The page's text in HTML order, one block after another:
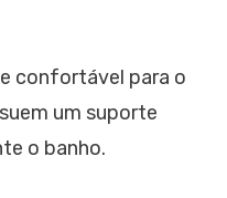
confortável para o
um suporte
o banho.